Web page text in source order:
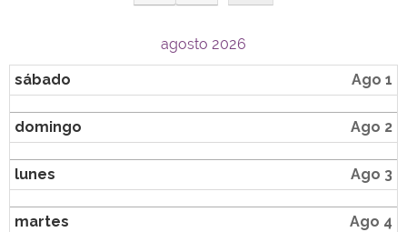
agosto 2026
sábado Ago 1
domingo Ago 2
lunes Ago 3
martes Ago 4